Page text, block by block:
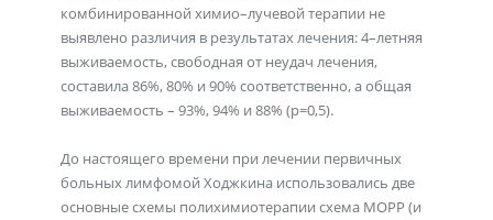
комбинированной химио–лучевой терапии не
выявлено различия в результатах лечения: 4–летняя
выживаемость, свободная от неудач лечения,
составила 86%, 80% и 90% соответственно, а общая
выживаемость – 93%, 94% и 88% (р=0,5).
До настоящего времени при лечении первичных
больных лимфомой Ходжкина использовались две
основные схемы полихимиотерапии схема МОРР (и